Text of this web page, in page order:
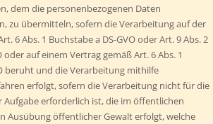
dem die personenbezogenen Daten
zu übermitteln, sofern die Verarbeitung auf der
6 Abs. 1 Buchstabe a DS-GVO oder Art. 9 Abs. 2
oder auf einem Vertrag gemäß Art. 6 Abs. 1
beruht und die Verarbeitung mithilfe
erfolgt, sofern die Verarbeitung nicht für die
erforderlich ist, die im öffentlichen
Ausübung öffentlicher Gewalt erfolgt, welche